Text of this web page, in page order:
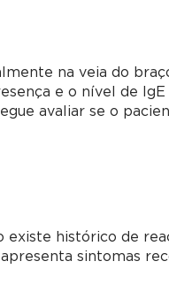
na veia do
e o nível de IgE
avaliar se o
existe histórico de
sintomas